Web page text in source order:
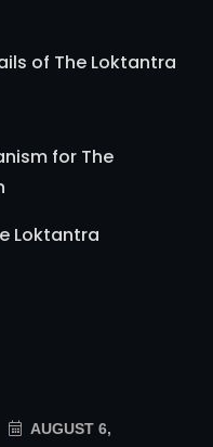
of The Loktantra
for The
Loktantra
AUGUST 6,